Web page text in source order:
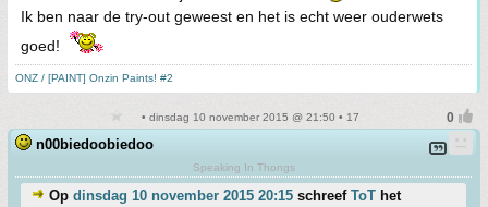
Ik ben naar de try-out geweest en het is echt weer ouderwets
goed!
ONZ / [PAINT] Onzin Paints! #2
• dinsdag 10 november 2015 @ 21:50 • 17
n00biedoobiedoo
Speaking In Thongs
Op dinsdag 10 november 2015 20:15 schreef ToT het